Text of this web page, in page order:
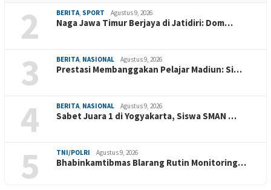
2 BERITA SPORT Agustus 9, 2026
Naga Jawa Timur Berjaya di Jatidiri: Dom…
3 BERITA NASIONAL Agustus 9, 2026
Prestasi Membanggakan Pelajar Madiun: Si…
4 BERITA NASIONAL Agustus 9, 2026
Sabet Juara 1 di Yogyakarta, Siswa SMAN …
5 TNI/POLRI Agustus 9, 2026
Bhabinkamtibmas Blarang Rutin Monitoring…